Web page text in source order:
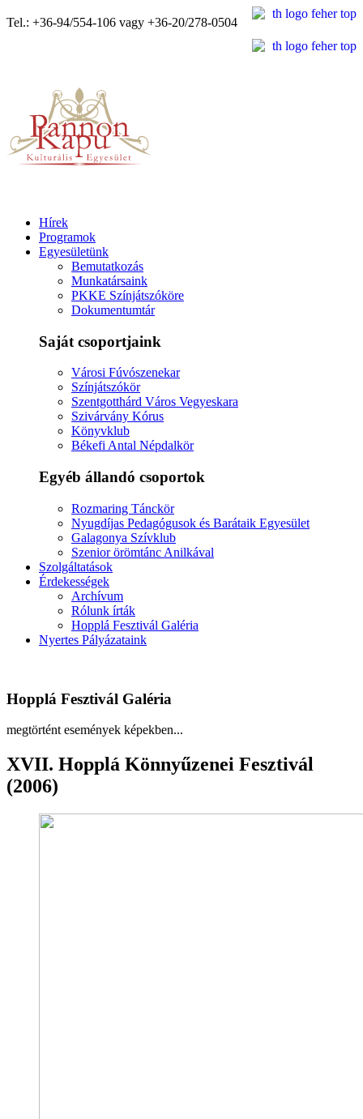
Tel.: +36-94/554-106 vagy +36-20/278-0504
Hírek
Programok
Egyesületünk
Bemutatkozás
Munkatársaink
PKKE Színjátszóköre
Dokumentumtár
Saját csoportjaink
Városi Fúvószenekar
Színjátszókör
Szentgotthárd Város Vegyeskara
Szivárvány Kórus
Könyvklub
Békefi Antal Népdalkör
Egyéb állandó csoportok
Rozmaring Tánckör
Nyugdíjas Pedagógusok és Barátaik Egyesület
Galagonya Szívklub
Szenior örömtánc Anilkával
Szolgáltatások
Érdekességek
Archívum
Rólunk írták
Hopplá Fesztivál Galéria
Nyertes Pályázataink
Hopplá Fesztivál Galéria
megtörtént események képekben...
XVII. Hopplá Könnyűzenei Fesztivál
(2006)